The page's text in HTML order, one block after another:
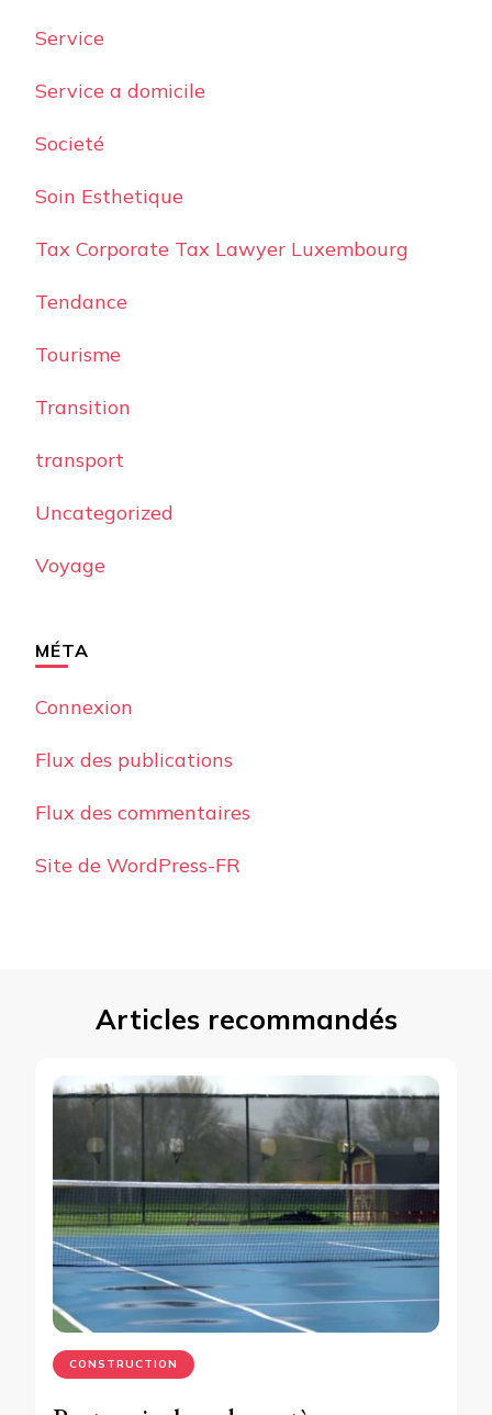
Service
Service a domicile
Societé
Soin Esthetique
Tax Corporate Tax Lawyer Luxembourg
Tendance
Tourisme
Transition
transport
Uncategorized
Voyage
MÉTA
Connexion
Flux des publications
Flux des commentaires
Site de WordPress-FR
Articles recommandés
CONSTRUCTION